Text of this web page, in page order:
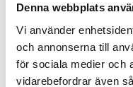
Denna webbplats
Vi använder
och annonserna till
för sociala medier och
vidarebefordrar även
Kestotilaus
Arvostele tuotteita
Toivelistat